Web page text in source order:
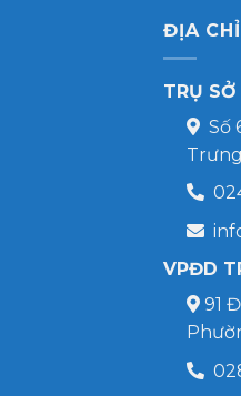
ĐỊA CHỈ
TRỤ
Số
VPĐD
91